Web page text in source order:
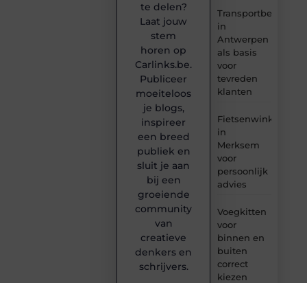
Transportbedrijf
in
Antwerpen
als basis
voor
tevreden
klanten
Fietsenwinkel
in
Merksem
voor
persoonlijk
advies
Voegkitten
voor
binnen en
buiten
correct
kiezen
te delen?
Laat jouw
stem
horen op
Carlinks.be.
Publiceer
moeiteloos
je blogs,
inspireer
een breed
publiek en
sluit je aan
bij een
groeiende
community
van
creatieve
denkers en
schrijvers.